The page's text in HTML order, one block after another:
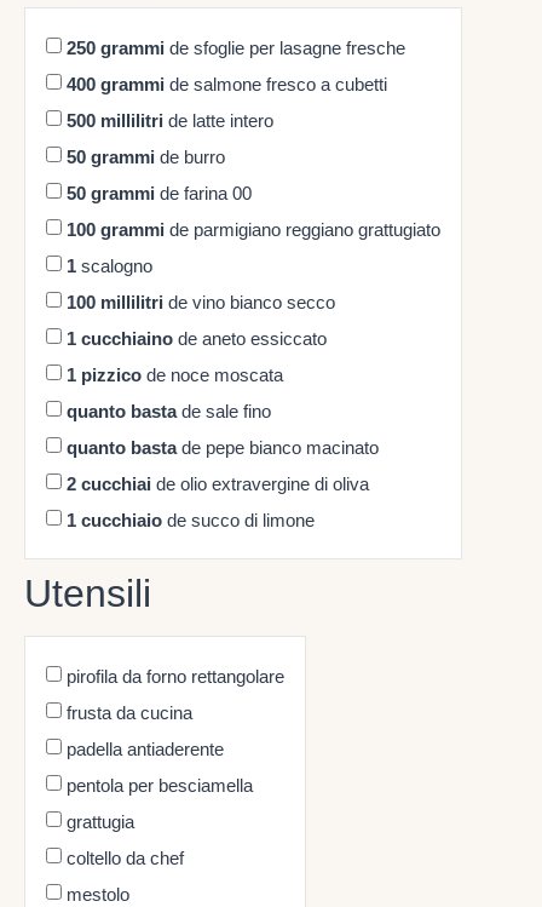
250 grammi de sfoglie per lasagne fresche
400 grammi de salmone fresco a cubetti
500 millilitri de latte intero
50 grammi de burro
50 grammi de farina 00
100 grammi de parmigiano reggiano grattugiato
1 scalogno
100 millilitri de vino bianco secco
1 cucchiaino de aneto essiccato
1 pizzico de noce moscata
quanto bastade sale fino
quanto bastade pepe bianco macinato
2 cucchiai de olio extravergine di oliva
1 cucchiaio de succo di limone
Utensili
pirofila da forno rettangolare
frusta da cucina
padella antiaderente
pentola per besciamella
grattugia
coltello da chef
mestolo